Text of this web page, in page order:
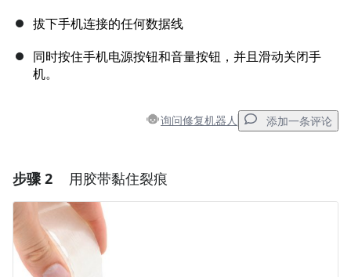
拔下手机连接的任何数据线
同时按住手机电源按钮和音量按钮，并且滑动关闭手
机。
询问修复机器人 添加一条评论
添加一条评论
添加评论
步骤 2 用胶带黏住裂痕